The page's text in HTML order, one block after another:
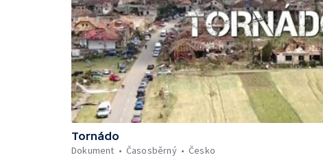
Tornádo
Dokument
Časosběrný Česko